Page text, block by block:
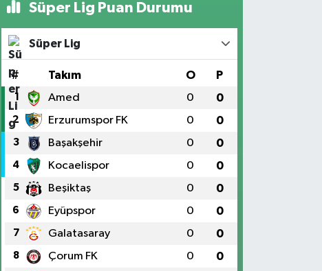
Süper Lig Puan Durumu
Süper Lig
# Takım O P
1 Amed 0 0
2 Erzurumspor FK 0 0
3 Başakşehir 0 0
4 Kocaelispor 0 0
5 Beşiktaş 0 0
6 Eyüpspor 0 0
7 Galatasaray 0 0
8 Çorum FK 0 0